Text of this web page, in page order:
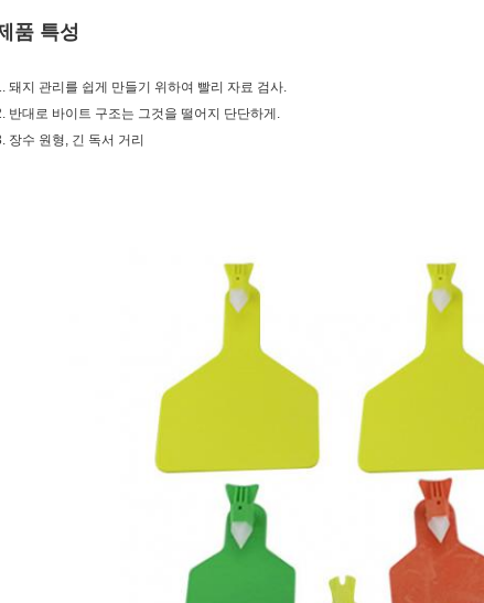
품 특성
돼지 관리를 쉽게 만들기 위하여 빨리 자료 검사.
반대로 바이트 구조는 그것을 떨어지 단단하게.
장수 원형, 긴 독서 거리